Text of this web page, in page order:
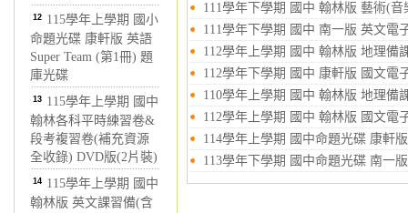
12 115學年上學期 國小
命題光碟 康軒版 英語
Super Team (第1冊) 題
庫光碟
13 115學年上學期 國中
翰林各科平時練習卷&
段考複習卷(補充資源
全收錄) DVD版(2片裝)
14 115學年上學期 國中
翰林版 英文課習備(含
111學年下學期 國中 翰林版 藝術(
111學年下學期 國中 南一版 英文電
112學年上學期 國中 翰林版 地理備
112學年下學期 國中 康軒版 國文電
110學年上學期 國中 翰林版 地理備
112學年上學期 國中 翰林版 國文電
114學年上學期 國中命題光碟 康軒
113學年下學期 國中命題光碟 南一